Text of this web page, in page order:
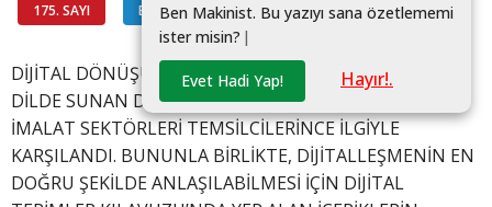
175. SAYI BİLGİ HATTI #
Ben Makinist. Bu yazıyı sana özetlememi
ister misin? |
Evet Hadi Yap! Hayır!.
DİJİTAL DÖNÜŞÜMÜN 700’E YAKIN KAVRAMINI ÜÇ
DİLDE SUNAN DİJİTAL TERİMLER KILAVUZU, TÜM
İMALAT SEKTÖRLERİ TEMSİLCİLERİNCE İLGİYLE
KARŞILANDI. BUNUNLA BİRLİKTE, DİJİTALLEŞMENİN EN
DOĞRU ŞEKİLDE ANLAŞILABİLMESİ İÇİN DİJİTAL